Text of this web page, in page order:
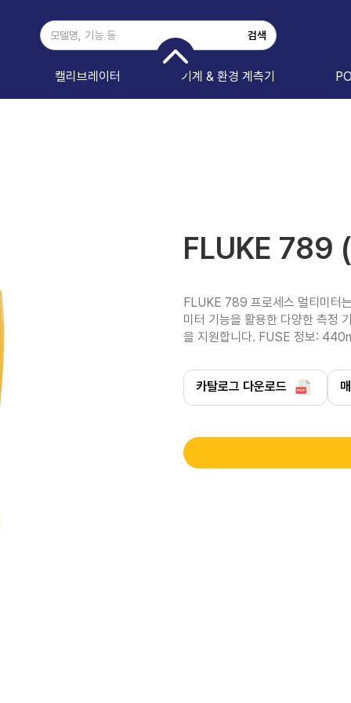
캘리브레이터 기계 & 환경 계측기
FLUKE 789
FLUKE 789 프로세스 멀티미터
미터 기능을 활용한 다양한 측정
을 지원합니다. FUSE 정보:
카탈로그 다운로드